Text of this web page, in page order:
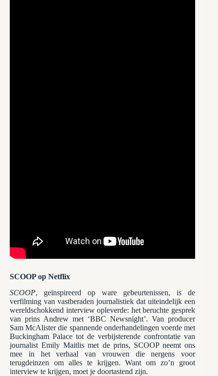
SCOOP op Netflix
SCOOP, geïnspireerd op ware gebeurtenissen, is de
verfilming van vastberaden journalistiek dat uiteindelijk een
wereldschokkend interview opleverde: het beruchte gesprek
van prins Andrew met ‘BBC Newsnight’. Van producer
Sam McAlister die spannende onderhandelingen voerde met
Buckingham Palace tot de verbijsterende confrontatie van
journalist Emily Maitlis met de prins, SCOOP neemt ons
mee in het verhaal van vrouwen die nergens voor
terugdeinzen om alles te krijgen. Want om zo’n groot
interview te krijgen, moet je doortastend zijn.